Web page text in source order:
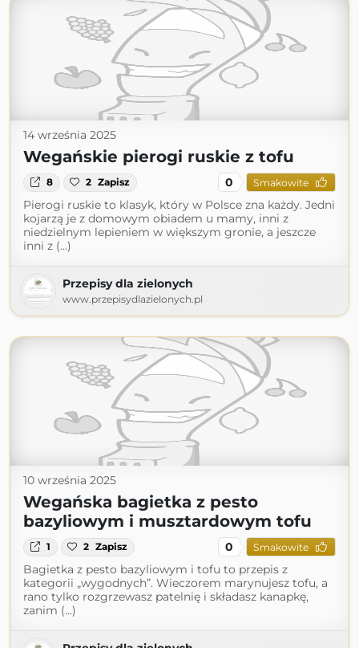
14 września 2025
Wegańskie pierogi ruskie z tofu
8 2 Zapisz 0 Smakowite
Pierogi ruskie to klasyk, który w Polsce zna każdy. Jedni
kojarzą je z domowym obiadem u mamy, inni z
niedzielnym lepieniem w większym gronie, a jeszcze
inni z (...)
Przepisy dla zielonych
www.przepisydlazielonych.pl
10 września 2025
Wegańska bagietka z pesto
bazyliowym i musztardowym tofu
1 2 Zapisz 0 Smakowite
Bagietka z pesto bazyliowym i tofu to przepis z
kategorii „wygodnych”. Wieczorem marynujesz tofu, a
rano tylko rozgrzewasz patelnię i składasz kanapkę,
zanim (...)